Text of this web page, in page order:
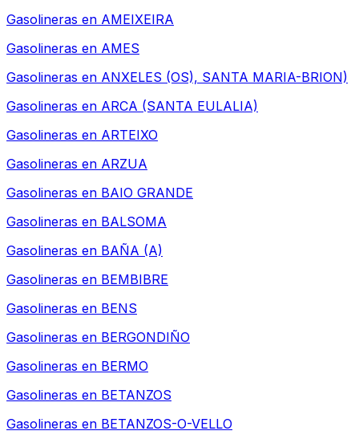
Gasolineras en AMEIXEIRA
Gasolineras en AMES
Gasolineras en ANXELES (OS), SANTA MARIA-BRION)
Gasolineras en ARCA (SANTA EULALIA)
Gasolineras en ARTEIXO
Gasolineras en ARZUA
Gasolineras en BAIO GRANDE
Gasolineras en BALSOMA
Gasolineras en BAÑA (A)
Gasolineras en BEMBIBRE
Gasolineras en BENS
Gasolineras en BERGONDIÑO
Gasolineras en BERMO
Gasolineras en BETANZOS
Gasolineras en BETANZOS-O-VELLO